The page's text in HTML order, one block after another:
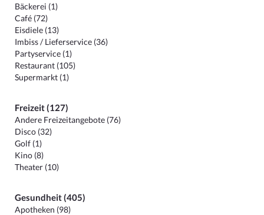
Bäckerei (1)
Café (72)
Eisdiele (13)
Imbiss / Lieferservice (36)
Partyservice (1)
Restaurant (105)
Supermarkt (1)
Freizeit (127)
Andere Freizeitangebote (76)
Disco (32)
Golf (1)
Kino (8)
Theater (10)
Gesundheit (405)
Apotheken (98)